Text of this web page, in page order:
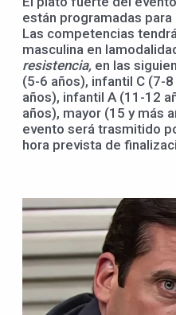
están programadas para
Las competencias
masculina en
resistencia, en las
(5-6 años), infantil C (7-
años), infantil A (11-12
años), mayor (15 y más
evento será trasmitido
hora prevista de